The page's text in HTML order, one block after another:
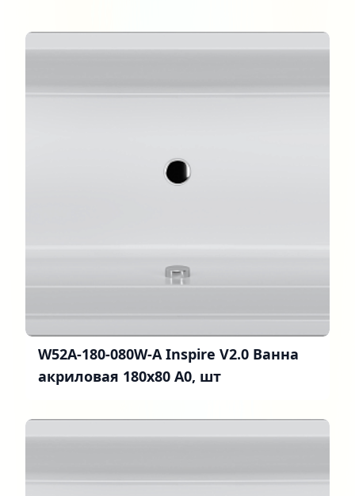
W52A-180-080W-A Inspire V2.0 Ванна
акриловая 180х80 A0, шт